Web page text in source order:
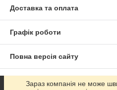
Доставка та оплата
Графік роботи
Повна версія сайту
Сайт створено на
Зараз компанія не може